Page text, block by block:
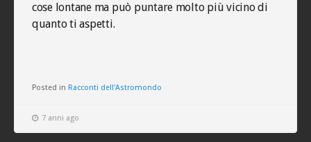
cose lontane ma può puntare molto più vicino di
quanto ti aspetti.
Posted in Racconti dell'Astromondo
7 anni ago